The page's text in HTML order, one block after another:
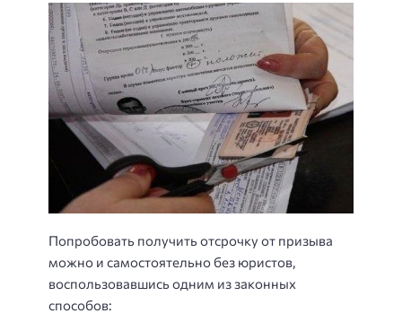
Попробовать получить отсрочку от призыва
можно и самостоятельно без юристов,
воспользовавшись одним из законных
способов: